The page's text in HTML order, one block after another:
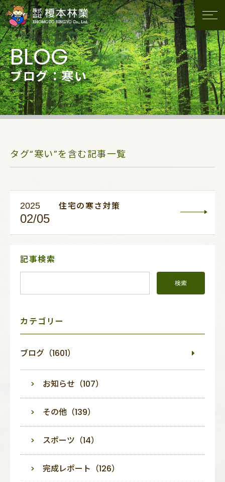
ブログ：寒い
タグ“寒い”を含む記事一覧
2025
02/05
住宅の寒さ対策
サ
ニ
記事検索
カテゴリー
ブログ（1601）
お知らせ（107）
その他（139）
スポーツ（14）
完成レポート（126）